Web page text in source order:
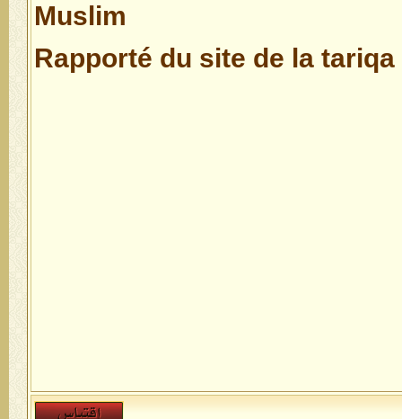
Muslim
Rapporté du site de la